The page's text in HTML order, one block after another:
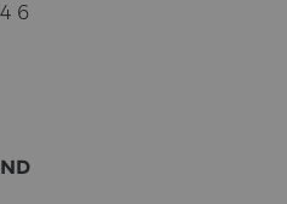
6